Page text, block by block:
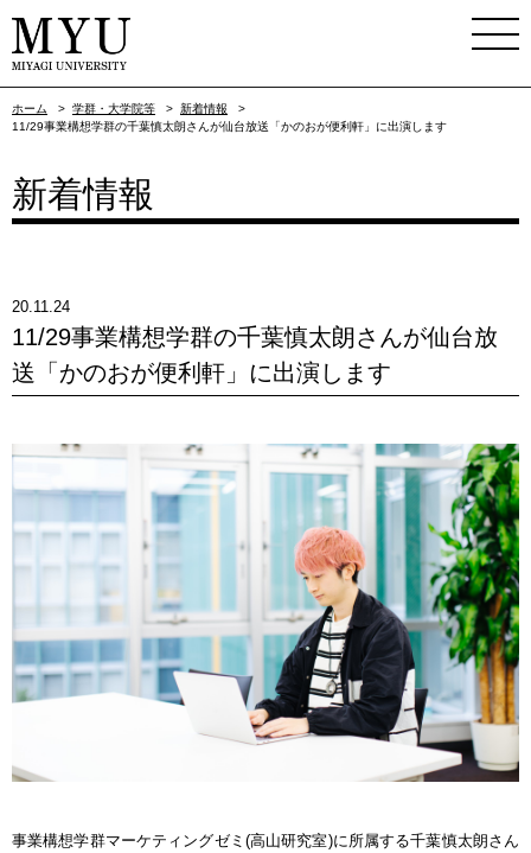
ホーム > 学群・大学院等 > 新着情報
>
11/29事業構想学群の千葉慎太朗さんが仙台放送「かのおが便利軒」に出演します
新着情報
20.11.24
11/29事業構想学群の千葉慎太朗さんが仙台放
送「かのおが便利軒」に出演します
事業構想学群マーケティングゼミ(高山研究室)に所属する千葉慎太朗さん